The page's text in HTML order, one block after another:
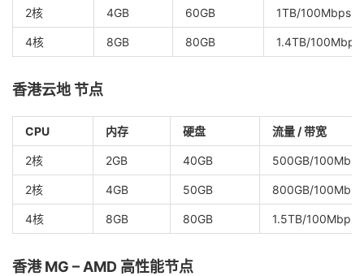
2核 4GB 60GB 1TB/100Mbps
4核 8GB 80GB 1.4TB/100Mbps
香港云地 节点
CPU 内存 硬盘 流量 / 带宽
2核 2GB 40GB 500GB/100Mbps
2核 4GB 50GB 800GB/100Mbps
4核 8GB 80GB 1.5TB/100Mbps
香港 MG – AMD 高性能节点